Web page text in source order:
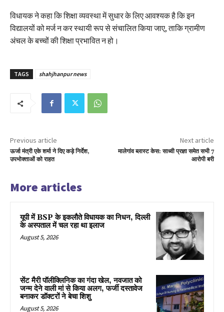
विधायक ने कहा कि शिक्षा व्यवस्था में सुधार के लिए आवश्यक है कि इन
विद्यालयों को मर्ज न कर स्थायी रूप से संचालित किया जाए, ताकि ग्रामीण
अंचल के बच्चों की शिक्षा प्रभावित न हो।
TAGS shahjhanpur news
Previous article
ऊर्जा मंत्री एके शर्मा ने दिए कड़े निर्देश,
उपभोक्ताओं को राहत
Next article
मालेगांव ब्लास्ट केस: साध्वी प्रज्ञा समेत सभी 7
आरोपी बरी
More articles
यूपी में BSP के इकलाैते विधायक का निधन, दिल्ली
के अस्पताल में चल रहा था इलाज
August 5, 2026
सेंट मैरी पॉलीक्लिनिक का गंदा खेल, नवजात को
जन्म देने वाली मां से किया अलग, फर्जी दस्तावेज
बनाकर डॉक्टरों ने बेचा शिशु
August 5, 2026